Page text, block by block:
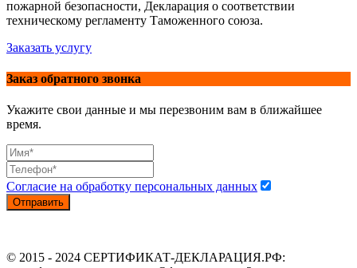
пожарной безопасности, Декларация о соответствии
техническому регламенту Таможенного союза.
Заказать услугу
Заказ обратного звонка
Укажите свои данные и мы перезвоним вам в ближайшее
время.
Согласие на обработку персональных данных
Отправить
© 2015 - 2024 СЕРТИФИКАТ-ДЕКЛАРАЦИЯ.РФ: